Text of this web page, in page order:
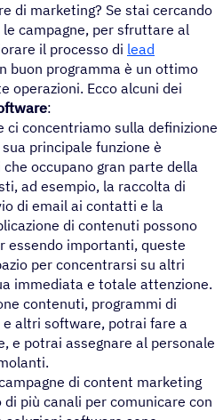
di marketing? Se stai cercando
campagne, per sfruttare al
il processo di lead
buon programma è un ottimo
operazioni. Ecco alcuni dei
:
ci concentriamo sulla definizione
principale funzione è
occupano gran parte della
ad esempio, la raccolta di
di email ai contatti e la
di contenuti possono
essendo importanti, queste
per concentrarsi su altri
immediata e totale attenzione.
contenuti, programmi di
altri software, potrai fare a
e potrai assegnare al personale
di content marketing
più canali per comunicare con